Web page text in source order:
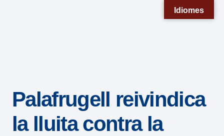
sistema
accesibilidad.
Palafrugell reivindica
la lluita contra la
Idiomes